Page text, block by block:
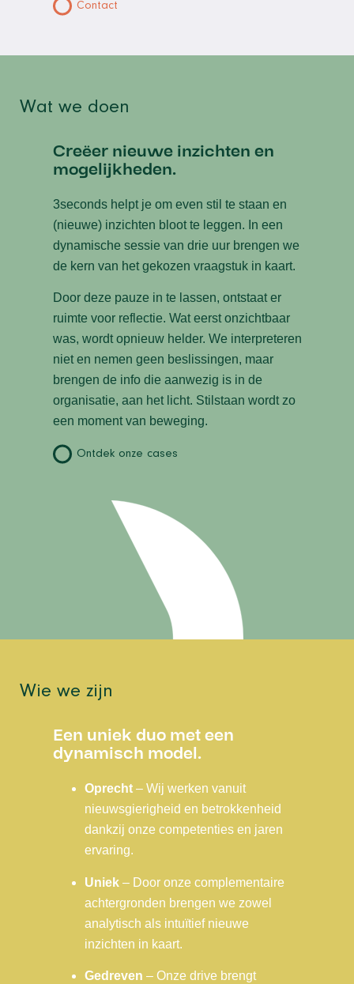
Contact
Wat we doen
Creëer nieuwe inzichten en
mogelijkheden.
3seconds helpt je om even stil te staan en
(nieuwe) inzichten bloot te leggen. In een
dynamische sessie van drie uur brengen we
de kern van het gekozen vraagstuk in kaart.
Door deze pauze in te lassen, ontstaat er
ruimte voor reflectie. Wat eerst onzichtbaar
was, wordt opnieuw helder. We interpreteren
niet en nemen geen beslissingen, maar
brengen de info die aanwezig is in de
organisatie, aan het licht. Stilstaan wordt zo
een moment van beweging.
Ontdek onze cases
Wie we zijn
Een uniek duo met een
dynamisch model.
Oprecht– Wij werken vanuit
nieuwsgierigheid en betrokkenheid
dankzij onze competenties en jaren
ervaring.
Uniek– Door onze complementaire
achtergronden brengen we zowel
analytisch als intuïtief nieuwe
inzichten in kaart.
Gedreven – Onze drive brengt